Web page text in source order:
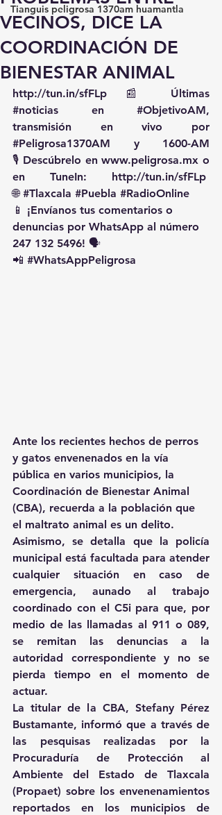
Tianguis peligrosa 1370am huamantla
VECINOS, DICE LA
COORDINACIÓN DE
BIENESTAR ANIMAL
http://tun.in/sfFLp
#noticias en #ObjetivoAM,
#Peligrosa1370AM y 1600-AM
🎙️ Descúbrelo en www.peligrosa.mx o
en TuneIn: http://tun.in/sfFLp
🌐 #Tlaxcala #Puebla #RadioOnline
📱 ¡Envíanos tus comentarios o
denuncias por WhatsApp al número
247 132 5496! 🗣️
📲 #WhatsAppPeligrosa
Ante los recientes hechos de perros
y gatos envenenados en la vía
pública en varios municipios, la
Coordinación de Bienestar Animal
(CBA), recuerda a la población que
el maltrato animal es un delito.
Asimismo, se detalla que la policía
municipal está facultada para atender
cualquier situación en caso de
emergencia, aunado al trabajo
coordinado con el C5i para que, por
medio de las llamadas al 911 o 089,
se remitan las denuncias a la
autoridad correspondiente y no se
pierda tiempo en el momento de
actuar.
La titular de la CBA, Stefany Pérez
Bustamante, informó que a través de
las pesquisas realizadas por la
Procuraduría de Protección al
Ambiente del Estado de Tlaxcala
(Propaet) sobre los envenenamientos
reportados en los municipios de